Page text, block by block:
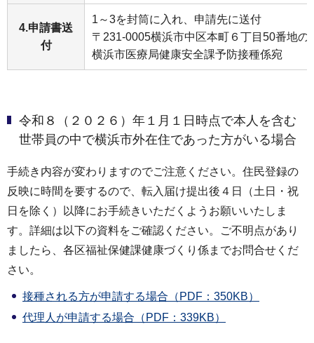
4.申請書送
付
1～3を封筒に入れ、申請先に送付
〒231-0005横浜市中区本町６丁目50番地の
横浜市医療局健康安全課予防接種係宛
令和８（２０２６）年１月１日時点で本人を含む
世帯員の中で横浜市外在住であった方がいる場合
手続き内容が変わりますのでご注意ください。住民登録の
反映に時間を要するので、転入届け提出後４日（土日・祝
日を除く）以降にお手続きいただくようお願いいたしま
す。詳細は以下の資料をご確認ください。ご不明点があり
ましたら、各区福祉保健課健康づくり係までお問合せくだ
さい。
接種される方が申請する場合（PDF：350KB）
代理人が申請する場合（PDF：339KB）